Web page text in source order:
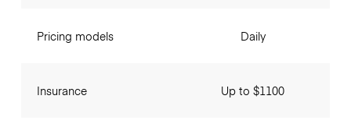
Pricing models
Insurance
Daily
Up to $1100